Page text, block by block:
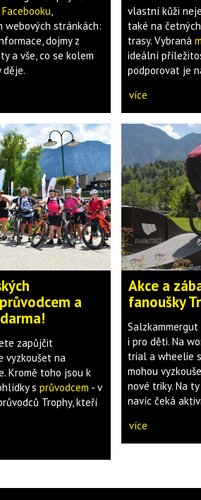
Facebooku,
webových stránkách:
dojmy z
a vše, co se kolem
děje.
vlastní kůži
také na
trasy. Vybraná
ideální
podporovat je
více
a
zapůjčit
vyzkoušet na
Kromě toho jsou k
s průvodcem - v
Trophy, kteří
Akce a
fanoušky
i pro děti. Na
trial a wheelie
mohou
nové triky. Na
navíc čeká
více